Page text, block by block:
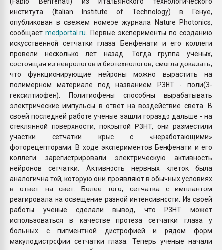
института (Italian Institute of Technology) в Генуе,
опубликован в свежем номере журнала Nature Photonics,
сообщаетmedportal.ru . Первые эксперименты по созданию
искусственной сетчатки глаза Бенфенати и его коллеги
провели несколько лет назад. Тогда группа ученых,
состоящая из неврологов и биотехнологов, смогла доказать,
что функционирующие нейроны можно вырастить на
полимерном материале под названием P3HT - поли(3-
гексилтиофен). Политиофены способны вырабатывать
электрические импульсы в ответ на воздействие света. В
своей последней работе ученые зашли гораздо дальше - на
стеклянной поверхности, покрытой P3HT, они разместили
участки сетчатки крыс с «неработающими»
фоторецепторами. В ходе экспериментов Бенфенати и его
коллеги зарегистрировали электрическую активность
нейронов сетчатки. Активность нервных клеток была
аналогична той, которую они проявляют в обычных условиях
в ответ на свет. Более того, сетчатка с имплантом
реагировала на освещение разной интенсивности. Из своей
работы ученые сделали вывод, что P3HT может
использоваться в качестве протеза сетчатки глаза у
больных с пигментной дистрофией и рядом форм
макулодистрофии сетчатки глаза. Теперь ученые начали